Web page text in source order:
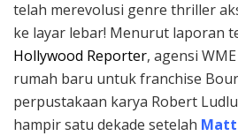
telah merevolusi genre thriller
ke layar lebar! Menurut laporan
Hollywood Reporter, agensi
rumah baru untuk franchise
perpustakaan karya Robert
hampir satu dekade setelah Matt